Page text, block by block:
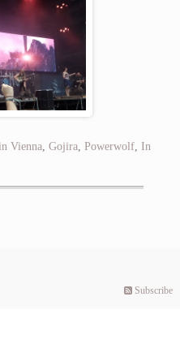
Vienna Gojira Powerwolf, In
Subscribe